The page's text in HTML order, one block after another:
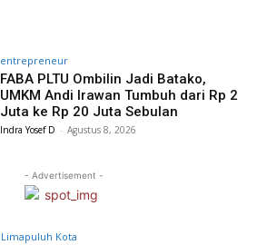
entrepreneur
FABA PLTU Ombilin Jadi Batako,
UMKM Andi Irawan Tumbuh dari Rp 2
Juta ke Rp 20 Juta Sebulan
Indra Yosef D - Agustus 8, 2026
- Advertisement -
Limapuluh Kota